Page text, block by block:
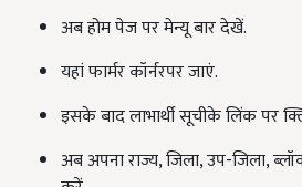
अब होम पेज पर मेन्यू बार देखें.
यहां फार्मर कॉर्नरपर जाएं.
इसके बाद लाभार्थी सूचीके लिंक पर
अब अपना राज्य, जिला, उप-जिला,